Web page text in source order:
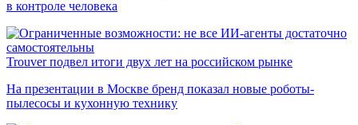
в контроле человека
Trouver подвел итоги двух лет на российском рынке
На презентации в Москве бренд показал новые роботы-
пылесосы и кухонную технику